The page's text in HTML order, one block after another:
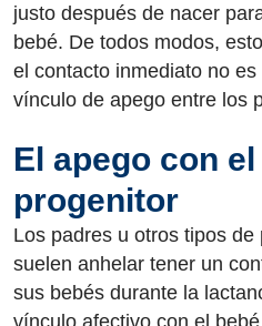
justo después de nacer
bebé. De todos modos,
el contacto inmediato no
vínculo de apego entre los
El apego con
progenitor
Los padres u otros tipos
suelen anhelar tener un
sus bebés durante la
vínculo afectivo con el